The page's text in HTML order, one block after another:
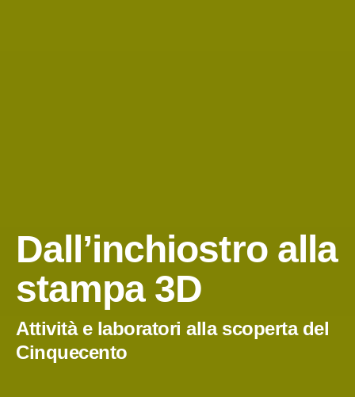
Dall’inchiostro alla
stampa 3D
Attività e laboratori alla scoperta del
Cinquecento